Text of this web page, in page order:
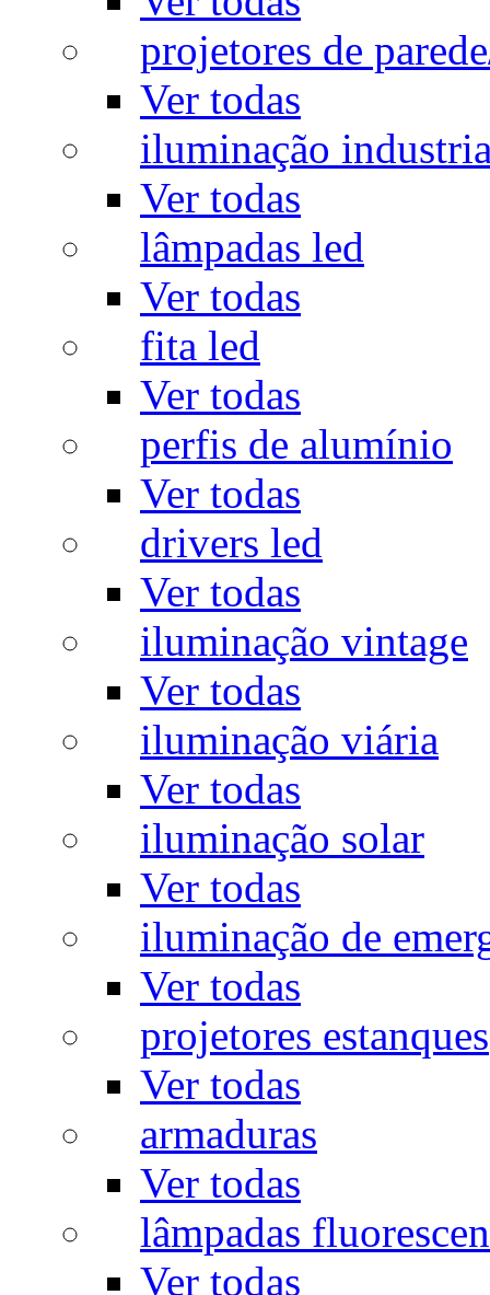
projetores de
Ver todas
iluminação
Ver todas
lâmpadas led
Ver todas
fita led
Ver todas
perfis de alumínio
Ver todas
drivers led
Ver todas
iluminação vintage
Ver todas
iluminação viária
Ver todas
iluminação solar
Ver todas
iluminação de
Ver todas
projetores estanques
Ver todas
armaduras
Ver todas
lâmpadas
Ver todas